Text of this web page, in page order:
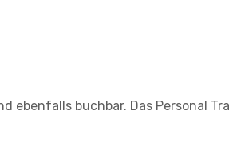
ebenfalls buchbar. Das Personal